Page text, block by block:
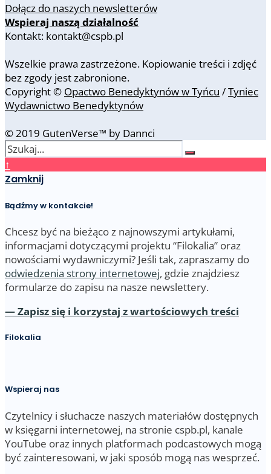
Dołącz do naszych newsletterów
Wspieraj naszą działalność
Kontakt: kontakt@cspb.pl
Wszelkie prawa zastrzeżone. Kopiowanie treści i zdjęć
bez zgody jest zabronione.
Copyright © Opactwo Benedyktynów w Tyńcu /Tyniec
Wydawnictwo Benedyktynów
© 2019 GutenVerse™ by Dannci
↑
Zamknij
Bądźmy w kontakcie!
Chcesz być na bieżąco z najnowszymi artykułami,
informacjami dotyczącymi projektu “Filokalia” oraz
nowościami wydawniczymi? Jeśli tak, zapraszamy do
odwiedzenia strony internetowej, gdzie znajdziesz
formularze do zapisu na nasze newslettery.
— Zapisz się i korzystaj z wartościowych treści
Filokalia
Wspieraj nas
Czytelnicy i słuchacze naszych materiałów dostępnych
w księgarni internetowej, na stronie cspb.pl, kanale
YouTube oraz innych platformach podcastowych mogą
być zainteresowani, w jaki sposób mogą nas wesprzeć.